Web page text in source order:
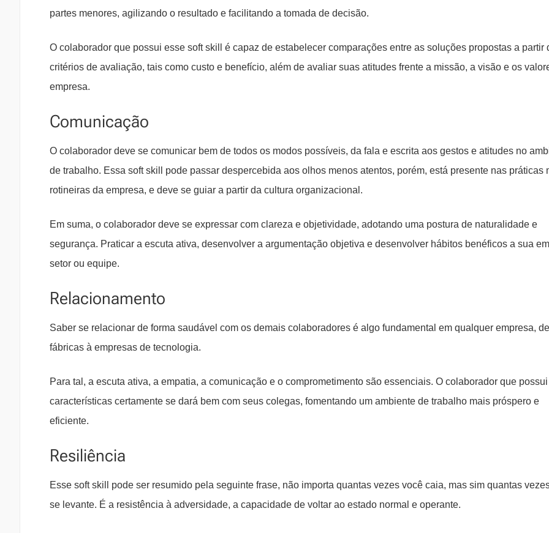
partes menores, agilizando o resultado e facilitando a tomada de decisão.
O colaborador que possui esse soft skill é capaz de estabelecer comparações entre as soluções propostas a partir
critérios de avaliação, tais como custo e benefício, além de avaliar suas atitudes frente a missão, a visão e os
empresa.
Comunicação
O colaborador deve se comunicar bem de todos os modos possíveis, da fala e escrita aos gestos e atitudes no
de trabalho. Essa soft skill pode passar despercebida aos olhos menos atentos, porém, está presente nas práticas
rotineiras da empresa, e deve se guiar a partir da cultura organizacional.
Em suma, o colaborador deve se expressar com clareza e objetividade, adotando uma postura de naturalidade e
segurança. Praticar a escuta ativa, desenvolver a argumentação objetiva e desenvolver hábitos benéficos a sua
setor ou equipe.
Relacionamento
Saber se relacionar de forma saudável com os demais colaboradores é algo fundamental em qualquer empresa,
fábricas à empresas de tecnologia.
Para tal, a escuta ativa, a empatia, a comunicação e o comprometimento são essenciais. O colaborador que
características certamente se dará bem com seus colegas, fomentando um ambiente de trabalho mais próspero e
eficiente.
Resiliência
Esse soft skill pode ser resumido pela seguinte frase, não importa quantas vezes você caia, mas sim quantas
se levante. É a resistência à adversidade, a capacidade de voltar ao estado normal e operante.